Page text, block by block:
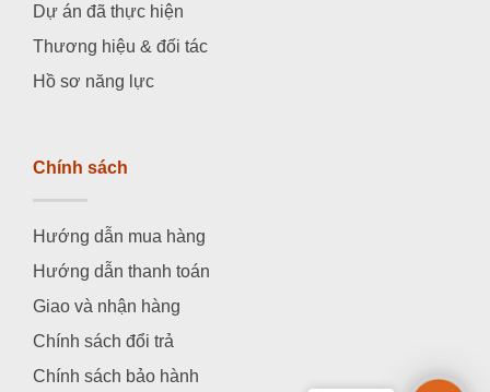
Dự án đã thực hiện
Thương hiệu & đối tác
Hồ sơ năng lực
Chính sách
Hướng dẫn mua hàng
Hướng dẫn thanh toán
Giao và nhận hàng
Chính sách đổi trả
Chính sách bảo hành